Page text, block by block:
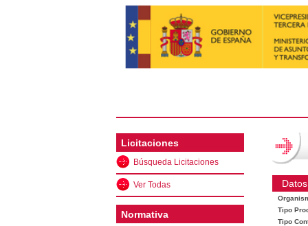
Licitaciones
Búsqueda Licitaciones
Ver Todas
Normativa
Tipo
Tipo